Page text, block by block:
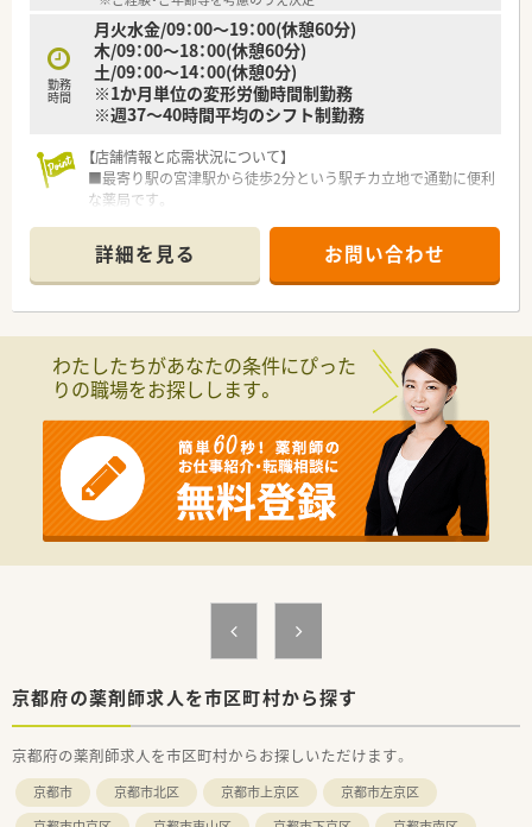
勤務
時間
月火水金/09：00～19：00(休憩60分)
木/09：00～18：00(休憩60分)
土/09：00～14：00(休憩0分)
※1か月単位の変形労働時間制勤務
※週37～40時間平均のシフト制勤務
【店舗情報と応需状況について】
■最寄り駅の宮津駅から徒歩2分という駅チカ立地で通勤に便利
な薬局です。
応需しており、幅広い経験を積めます。
■応需元は総合科目が30％、内科・小児科がそれぞれ15％となっ
ております。
■常勤薬剤師が2名から2.5名、加えて事務員が数名在籍してお
【募集背景と求める人物像について】
■今回は欠員補充のための急募求人であり、地域に貢献したいと
■高齢の患者様や地域特有の雰囲気に馴染み、長期的な視点でお
付き合いができる方を歓迎いたします。
■未経験の方、さらには60歳以上の方でも意欲があれば積極的
に採用を検討する体制が整っています。
【こんな取り組みをしています】
■門前の病院がオンライン診療システムを導入したのに伴い、オ
■社長所有の社宅をリフォームし、家具も備え付け遠方からの転
職者でもすぐに生活を始められるよう配慮しています。
【こんな方が活躍中】
根差した医療に貢献したい方が活躍しています。
■3世代にわたる患者様とも深いお付き合いができるため、地元
密着で長期的なスパンでの勤務を希望する方が適しています。
■未経験から挑戦したい方、セカンドキャリアを築きたい60歳
詳細を見る お問い合わせ
わたしたちがあなたの条件にぴった
りの職場をお探しします。
京都府の薬剤師求人を市区町村から探す
京都府の薬剤師求人を市区町村からお探しいただけます。
京都市 京都市北区 京都市上京区
京都市左京区